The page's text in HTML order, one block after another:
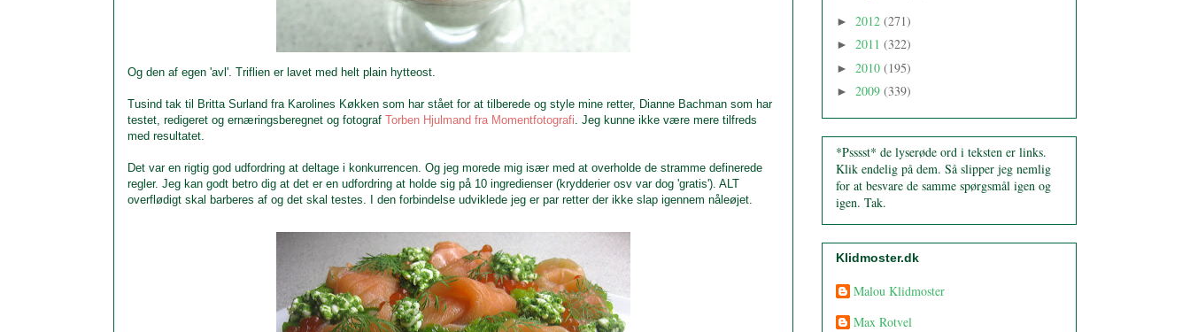
Og den af egen 'avl'. Triflien er lavet med helt plain hytteost.
Tusind tak til Britta Surland fra Karolines Køkken som har stået for at tilberede og style mine retter, Dianne Bachman som har
testet, redigeret og ernæringsberegnet og fotograf Torben Hjulmand fra Momentfotografi . Jeg kunne ikke være mere tilfreds
med resultatet.
Det var en rigtig god udfordring at deltage i konkurrencen. Og jeg morede mig især med at overholde de stramme definerede
regler. Jeg kan godt betro dig at det er en udfordring at holde sig på 10 ingredienser (krydderier osv var dog 'gratis'). ALT
overflødigt skal barberes af og det skal testes. I den forbindelse udviklede jeg er par retter der ikke slap igennem nåleøjet
► 2012 (271)
► 2011 (322)
► 2010 (195)
► 2009 (339)
*Psssst* de lyserøde ord i teksten er links.
Klik endelig på dem. Så slipper jeg nemlig
for at besvare de samme spørgsmål igen og
igen. Tak.
Klidmoster.dk
Malou Klidmoster
Max Rotvel